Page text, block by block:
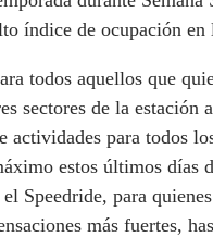
índice de ocupación
todos aquellos que
sectores de la estación
actividades para todos
estos últimos días
el Speedride, para
más fuertes,